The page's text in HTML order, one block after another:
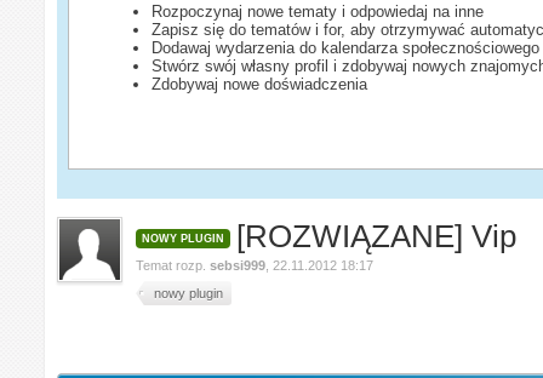
Rozpoczynaj nowe tematy i odpowiedaj na inne
Zapisz się do tematów i for, aby otrzymywać
Dodawaj wydarzenia do kalendarza społecznościowego
Stwórz swój własny profil i zdobywaj nowych
Zdobywaj nowe doświadczenia
NOWY PLUGIN [ROZWIĄZANE] Vip
Temat rozp.sebsi999 22.11.2012 18:17
nowy plugin